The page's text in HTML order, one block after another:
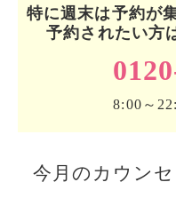
特に週末は予約が
予約されたい方
8:00～
今月のカウン